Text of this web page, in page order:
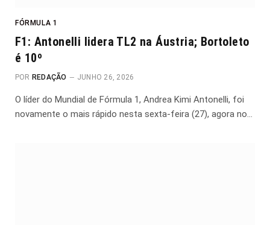
FÓRMULA 1
F1: Antonelli lidera TL2 na Áustria; Bortoleto
é 10º
POR REDAÇÃO JUNHO 26, 2026
O líder do Mundial de Fórmula 1, Andrea Kimi Antonelli, foi
novamente o mais rápido nesta sexta-feira (27), agora no…